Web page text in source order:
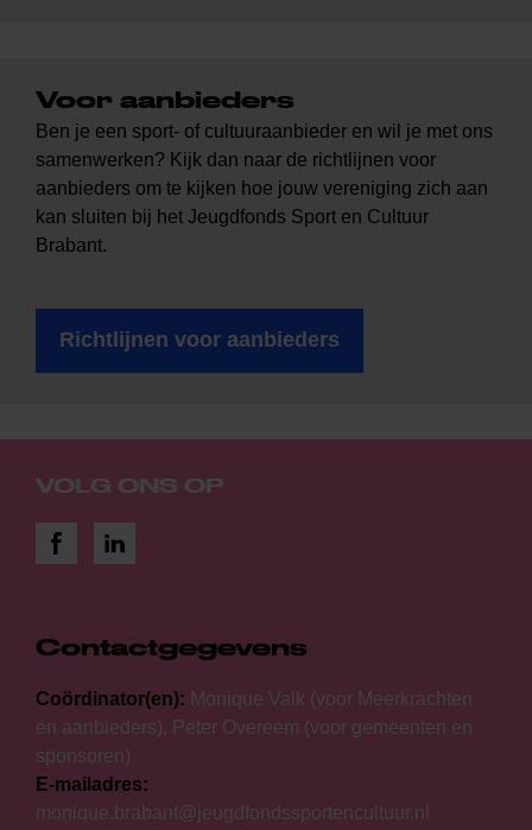
Voor aanbieders
Ben je een sport- of cultuuraanbieder en wil je met ons
samenwerken? Kijk dan naar de richtlijnen voor
aanbieders om te kijken hoe jouw vereniging zich aan
kan sluiten bij het Jeugdfonds Sport en Cultuur
Brabant.
Richtlijnen voor aanbieders
VOLG ONS OP
Contactgegevens
Coördinator(en): Monique Valk (voor Meerkrachten
en aanbieders), Peter Overeem (voor gemeenten en
sponsoren)
E-mailadres:
monique.brabant@jeugdfondssportencultuur.nl